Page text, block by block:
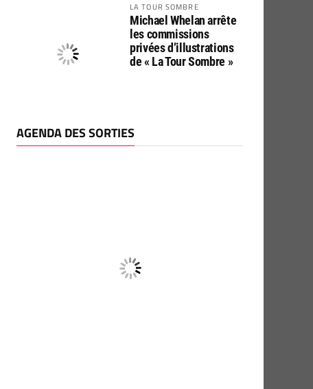
LA TOUR SOMBRE
Michael Whelan arrête
les commissions
privées d’illustrations
de « La Tour Sombre »
AGENDA DES SORTIES